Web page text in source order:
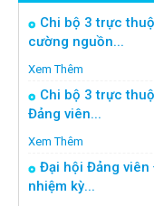
Chi bộ 3 trực
cường nguồn...
Xem Thêm
Chi bộ 3 trực
Đảng viên...
Xem Thêm
Đại hội Đảng viên
nhiệm kỳ...